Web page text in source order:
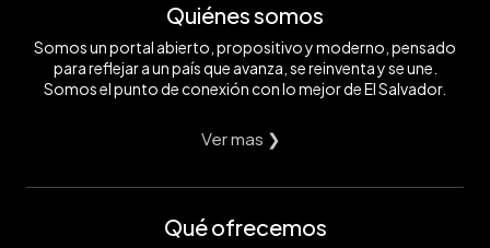
Quiénes somos
Somos un portal abierto, propositivo y moderno, pensado
para reflejar a un país que avanza, se reinventa y se une.
Somos el punto de conexión con lo mejor de El Salvador.
Ver mas ❯
Qué ofrecemos